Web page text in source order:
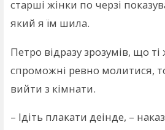
старші жінки по черзі
який я їм шила.
Петро відразу зрозумів, що
спроможні ревно молитися,
вийти з кімнати.
– Ідіть плакати деінде, –